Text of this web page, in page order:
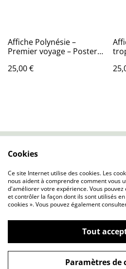
Affiche Polynésie –
Premier voyage – Poster
murale tropicale
25,00 €
Politique de
confidentialité
©2026Affiche par Nature
Cookies
Ce site Internet utilise des cookies. Les
nous aident à comprendre comment vous
d'améliorer votre expérience. Vous pouvez
et contrôler la façon dont ils sont utilisés
cookies ». Vous pouvez également
Tout
Paramètres de